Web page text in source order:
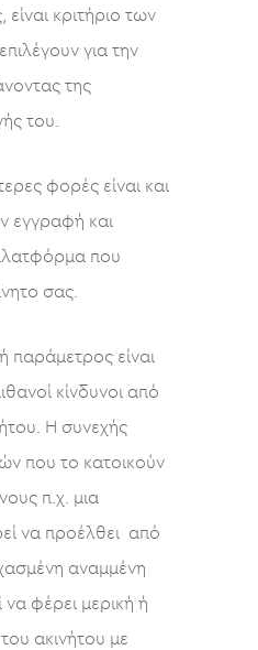
κριτήριο των
για την
της
του.
φορές είναι και
εγγραφή και
που
σας.
παράμετρος είναι
κίνδυνοι από
Η συνεχής
που το κατοικούν
π.χ. μια
να προέλθει από
αναμμένη
να φέρει μερική ή
ακινήτου με